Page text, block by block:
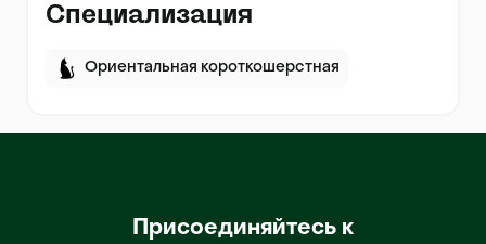
Специализация
Ориентальная короткошерстная
Присоединяйтесь к